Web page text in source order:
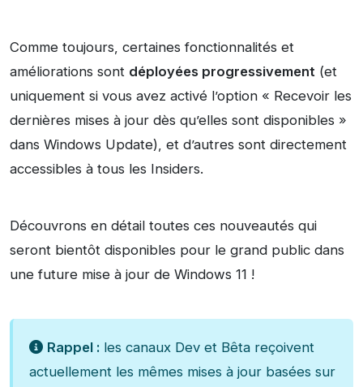
Comme toujours, certaines fonctionnalités et
améliorations sont déployées progressivement (et
uniquement si vous avez activé l’option « Recevoir les
dernières mises à jour dès qu’elles sont disponibles »
dans Windows Update), et d’autres sont directement
accessibles à tous les Insiders.
Découvrons en détail toutes ces nouveautés qui
seront bientôt disponibles pour le grand public dans
une future mise à jour de Windows 11 !
Rappel : les canaux Dev et Bêta reçoivent
actuellement les mêmes mises à jour basées sur